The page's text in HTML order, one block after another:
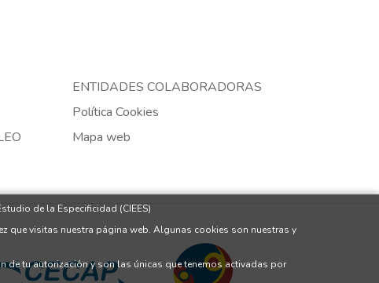
ENTIDADES COLABORADORAS
Política Cookies
Mapa web
de la Especificidad (CIEES)
que visitas nuestra página web. Algunas cookies son nuestras y
de tu autorización y son las únicas que tenemos activadas por